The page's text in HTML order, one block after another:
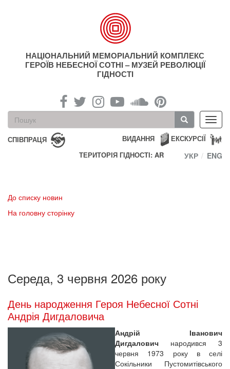
НАЦІОНАЛЬНИЙ МЕМОРІАЛЬНИЙ КОМПЛЕКС
ГЕРОЇВ НЕБЕСНОЇ СОТНІ – МУЗЕЙ РЕВОЛЮЦІЇ
ГІДНОСТІ
Пошукова
форма
Пошук
СПІВПРАЦЯ ЕКСКУРСІЇ
ВИДАННЯ
ТЕРИТОРІЯ ГІДНОСТІ: AR
УКР ENG
До списку новин
На головну сторінку
Середа, 3 червня 2026 року
День народження Героя Небесної Сотні
Андрія Дигдаловича
Андрій Іванович
Дигдалович народився 3
червня 1973 року в селі
Сокільники Пустомитівського